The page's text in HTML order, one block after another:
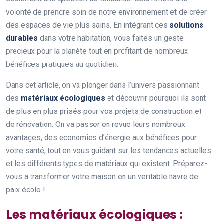
volonté de prendre soin de notre environnement et de créer
des espaces de vie plus sains. En intégrant ces solutions
durables dans votre habitation, vous faites un geste
précieux pour la planète tout en profitant de nombreux
bénéfices pratiques au quotidien.
Dans cet article, on va plonger dans l’univers passionnant
des matériaux écologiques et découvrir pourquoi ils sont
de plus en plus prisés pour vos projets de construction et
de rénovation. On va passer en revue leurs nombreux
avantages, des économies d’énergie aux bénéfices pour
votre santé, tout en vous guidant sur les tendances actuelles
et les différents types de matériaux qui existent. Préparez-
vous à transformer votre maison en un véritable havre de
paix écolo !
Les matériaux écologiques :